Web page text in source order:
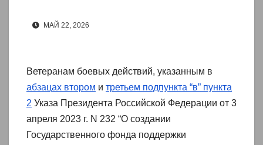
МАЙ 22, 2026
Ветеранам боевых действий, указанным в
абзацах втором и третьем подпункта “в” пункта
2 Указа Президента Российской Федерации от 3
апреля 2023 г. N 232 “О создании
Государственного фонда поддержки